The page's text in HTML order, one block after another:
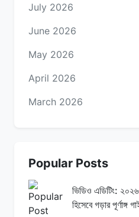
July 2026
June 2026
May 2026
April 2026
March 2026
Popular Posts
ভিডিও এডিটিং:
হিসেবে গড়ার পূর্ণাঙ্গ